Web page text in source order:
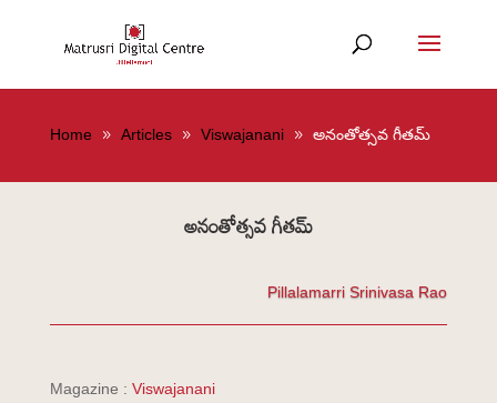
Home Articles Viswajanani అనంతోత్సవ గీతమ్
అనంతోత్సవ గీతమ్
Pillalamarri Srinivasa Rao
Magazine : Viswajanani